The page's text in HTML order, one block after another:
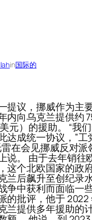
in国际的
提议，挪威作为主
内向乌克兰提供约
元）的援助。 “我
达成统一协议，”工
雷在会见挪威反对
说。 由于去年销往
这个北欧国家的政
兰后飙升至创纪录
争中获利而面临一
的批评，他于 2022
兰提供多年援助的